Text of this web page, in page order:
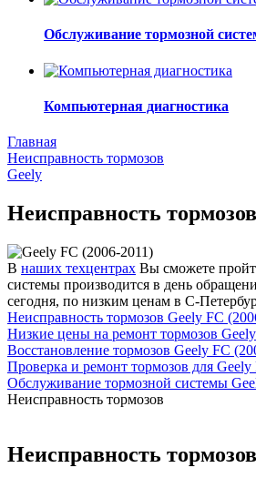
Обслуживание тормозной
Компьютерная диагностика
Главная
Неисправность тормозов
Geely
Неисправность
В наших техцентрах Вы сможете
системы производится в день
сегодня, по низким ценам в С-
Неисправность тормозов Geely FC
Низкие цены на ремонт тормозов
Восстановление тормозов Geely FC
Проверка и ремонт тормозов для Geely
Обслуживание тормозной системы
Неисправность тормозов
Неисправность